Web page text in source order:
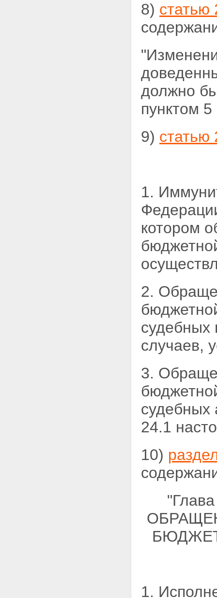
8) статью
должно
пунктом
9) статью
1.
котором
2.
судебных
случаев,
3.
судебных
24.1
10)
1.